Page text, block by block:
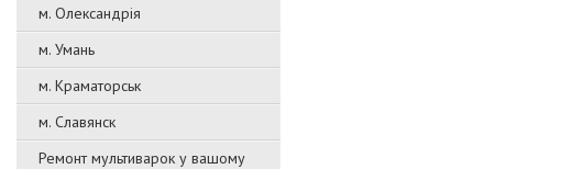
м. Олександрія
м. Умань
м. Краматорськ
м. Славянск
Ремонт мультиварок у вашому